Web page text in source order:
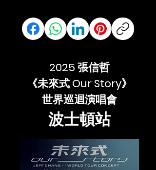
2025 張信哲
《未來式 Our Story》
世界巡迴演唱會
波士頓站